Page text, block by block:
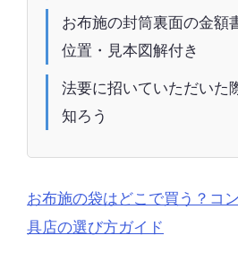
お布施の封筒裏面の金額
位置・見本図解付き
法要に招いていただいた
知ろう
お布施の袋はどこで買う？コ
具店の選び方ガイド